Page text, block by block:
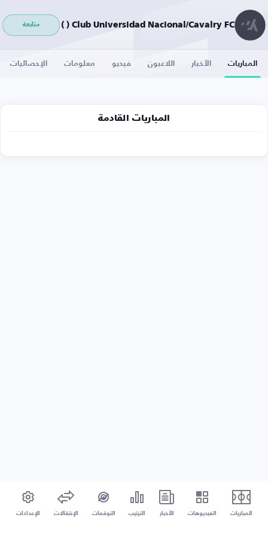
Club Universidad Nacional/Cavalry FC ( ) متابعة
المباريات الأخبار اللاعبون فيديو معلومات الإحصائيات
المباريات القادمة
المباريات الفيديوهات الأخبار الترتيب التوقعات الإنتقالات الإعدادات